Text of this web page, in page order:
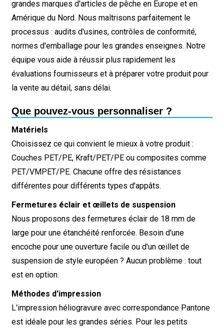
grandes marques d'articles de pêche en Europe et en
Amérique du Nord. Nous maîtrisons parfaitement le
processus : audits d'usines, contrôles de conformité,
normes d'emballage pour les grandes enseignes. Notre
équipe vous aide à réussir plus rapidement les
évaluations fournisseurs et à préparer votre produit pour
la vente au détail, sans délai.
Que pouvez-vous personnaliser ?
Matériels
Choisissez ce qui convient le mieux à votre produit :
Couches PET/PE, Kraft/PET/PE ou composites comme
PET/VMPET/PE. Chacune offre des résistances
différentes pour différents types d'appâts.
Fermetures éclair et œillets de suspension
Nous proposons des fermetures éclair de 18 mm de
large pour une étanchéité renforcée. Besoin d'une
encoche pour une ouverture facile ou d'un œillet de
suspension de style européen ? Aucun problème : tout
est en option.
Méthodes d'impression
L'impression héliogravure avec correspondance Pantone
est idéale pour les grandes séries. Pour les petits